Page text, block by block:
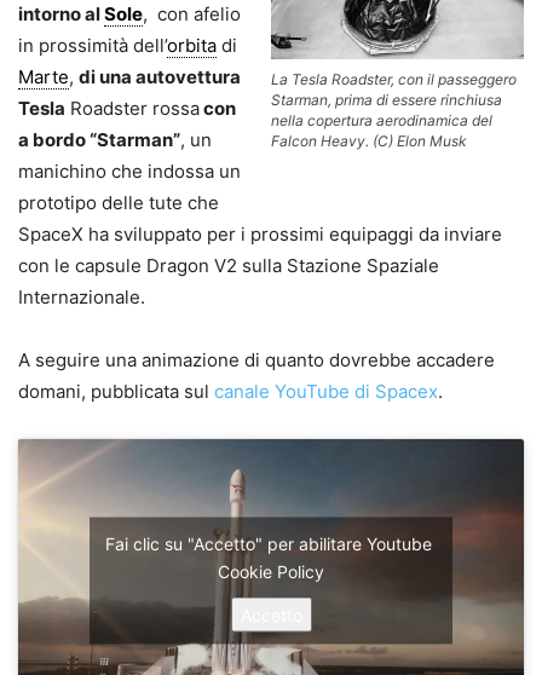
La Tesla Roadster, con il passeggero
Starman, prima di essere rinchiusa
nella copertura aerodinamica del
Falcon Heavy. (C) Elon Musk
intorno alSole, con afelio
in prossimità dell’orbita di
Marte, di una autovettura
Tesla Roadster rossacon
a bordo “Starman”, un
manichino che indossa un
prototipo delle tute che
SpaceX ha sviluppato per i prossimi equipaggi da inviare
con le capsule Dragon V2 sulla Stazione Spaziale
Internazionale.
A seguire una animazione di quanto dovrebbe accadere
domani, pubblicata sul canale YouTube di Spacex.
Fai clic su "Accetto" per abilitare Youtube
Cookie Policy